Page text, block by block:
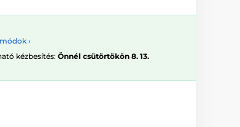
›
kézbesítés: Önnél csütörtökön 8. 13.